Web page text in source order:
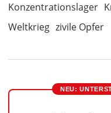
Konzentrationslager
Weltkrieg zivile Opfer
NEU: